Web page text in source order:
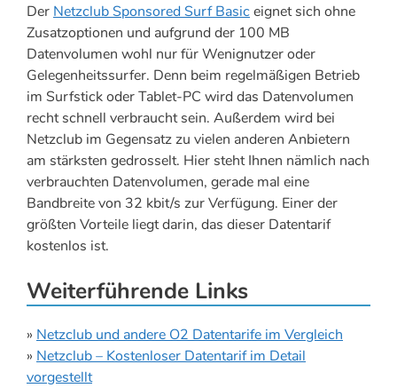
Der Netzclub Sponsored Surf Basiceignet sich ohne
Zusatzoptionen und aufgrund der 100 MB
Datenvolumen wohl nur für Wenignutzer oder
Gelegenheitssurfer. Denn beim regelmäßigen Betrieb
im Surfstick oder Tablet-PC wird das Datenvolumen
recht schnell verbraucht sein. Außerdem wird bei
Netzclub im Gegensatz zu vielen anderen Anbietern
am stärksten gedrosselt. Hier steht Ihnen nämlich nach
verbrauchten Datenvolumen, gerade mal eine
Bandbreite von 32 kbit/s zur Verfügung. Einer der
größten Vorteile liegt darin, das dieser Datentarif
kostenlos ist.
Weiterführende Links
» Netzclub und andere O2 Datentarife im Vergleich
» Netzclub – Kostenloser Datentarif im Detail
vorgestellt